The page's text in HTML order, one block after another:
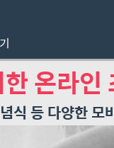
온라인
식 등 다양한 모